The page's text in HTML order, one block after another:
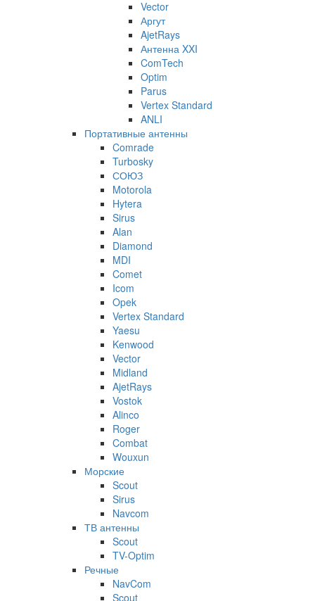
Vector
Аргут
AjetRays
Антенна XXI
ComTech
Optim
Parus
Vertex Standard
ANLI
Портативные антенны
Comrade
Turbosky
СОЮЗ
Motorola
Hytera
Sirus
Alan
Diamond
MDI
Comet
Icom
Opek
Vertex Standard
Yaesu
Kenwood
Vector
Midland
AjetRays
Vostok
Alinco
Roger
Combat
Wouxun
Морские
Scout
Sirus
Navcom
ТВ антенны
Scout
TV-Optim
Речные
NavCom
Scout